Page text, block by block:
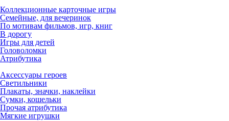
Коллекционные карточные игры
Семейные, для вечеринок
По мотивам фильмов, игр, книг
В дорогу
Игры для детей
Головоломки
Атрибутика
Аксессуары героев
Светильники
Плакаты, значки, наклейки
Сумки, кошельки
Прочая атрибутика
Мягкие игрушки